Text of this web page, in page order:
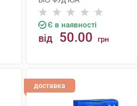
Є в наявності
від 50.00 грн
доставка